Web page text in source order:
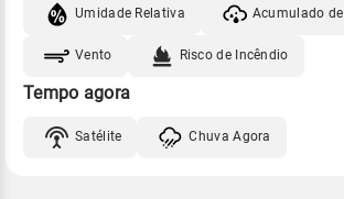
Umidade Relativa Acumulado
Vento Risco de Incêndio
Tempo agora
Satélite Chuva Agora